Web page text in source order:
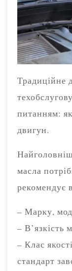
Традиційне
питанням:
двигун.
масла
рекомендує
– Марку,
– В’язкість
– Клас
стандарт